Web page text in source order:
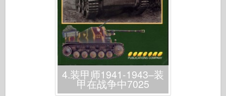
4.装甲师1941-1943–装
甲在战争中7025